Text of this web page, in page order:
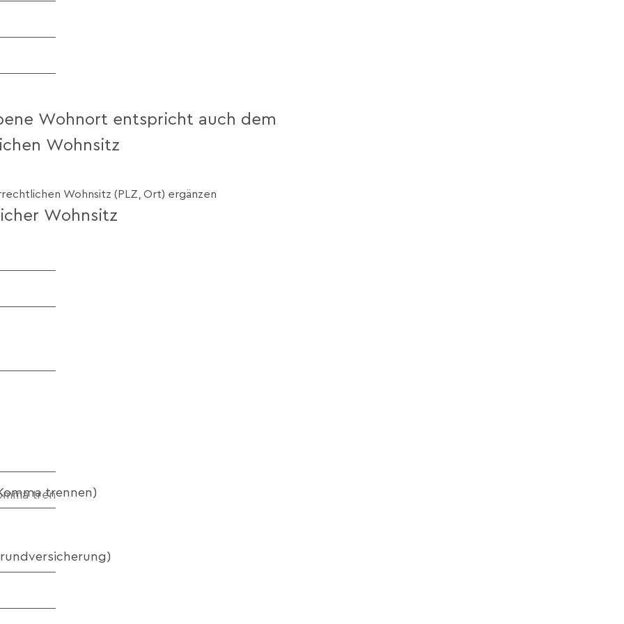
Wohnsitz (PLZ, Ort) ergänzen
Wohnort entspricht auch dem
Wohnsitz
Wohnsitz
trennen)